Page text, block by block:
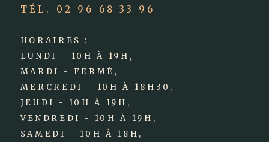
TÉL. 02 96 68 33 96
HORAIRES :
LUNDI - 10H À 19H,
MARDI - FERMÉ,
MERCREDI - 10H À 18H30,
JEUDI - 10H À 19H,
VENDREDI - 10H À 19H,
SAMEDI - 10H À 18H,